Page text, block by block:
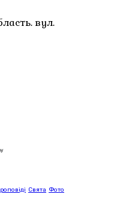
вул.
Свята Фото